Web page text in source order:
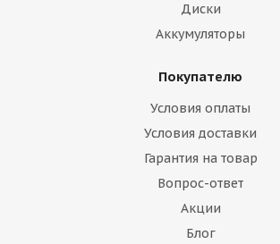
Диски
Аккумуляторы
Покупателю
Условия оплаты
Условия доставки
Гарантия на товар
Вопрос-ответ
Акции
Блог